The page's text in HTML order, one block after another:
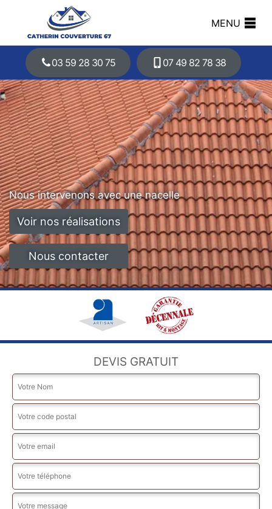
MENU
03 59 28 30 75 07 49 82 78 38
Nous intervenons avec une nacelle
Voir nos réalisations
Nous contacter
DEVIS GRATUIT